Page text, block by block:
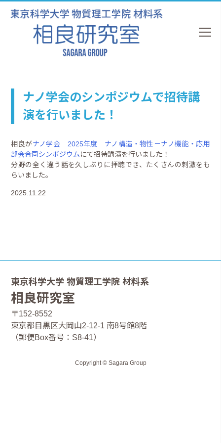
ナノ学会のシンポジウムで招待講
演を行いました！
相良がナノ学会 2025年度 ナノ構造・物性－ナノ機能・応用
部会合同シンポジウムにて招待講演を行いました！
分野の全く違う話を久しぶりに拝聴でき、たくさんの刺激をも
らいました。
2025.11.22
東京科学大学 物質理工学院 材料系
相良研究室
〒152-8552
東京都目黒区大岡山2-12-1 南8号館8階
（郵便Box番号：S8-41）
Copyright © Sagara Group